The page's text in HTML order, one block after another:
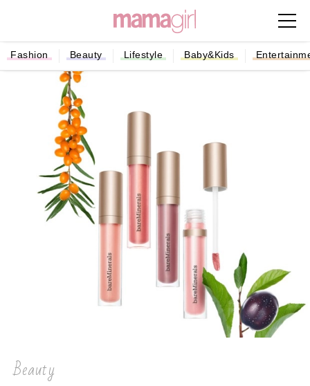
Fashion Beauty Lifestyle Baby&Kids
Beauty